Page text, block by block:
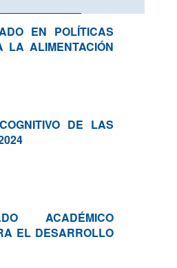
EN POLÍTICAS
ALIMENTACIÓN
DE LAS
ACADÉMICO
EL DESARROLLO